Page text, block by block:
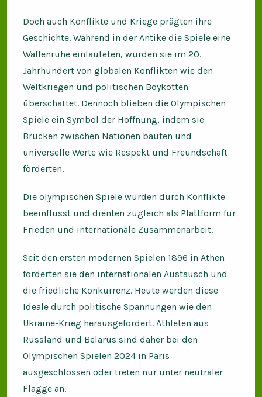
Doch auch Konflikte und Kriege prägten ihre
Geschichte. Während in der Antike die Spiele eine
Waffenruhe einläuteten, wurden sie im 20.
Jahrhundert von globalen Konflikten wie den
Weltkriegen und politischen Boykotten
überschattet. Dennoch blieben die Olympischen
Spiele ein Symbol der Hoffnung, indem sie
Brücken zwischen Nationen bauten und
universelle Werte wie Respekt und Freundschaft
förderten.
Die olympischen Spiele wurden durch Konflikte
beeinflusst und dienten zugleich als Plattform für
Frieden und internationale Zusammenarbeit.
Seit den ersten modernen Spielen 1896 in Athen
förderten sie den internationalen Austausch und
die friedliche Konkurrenz. Heute werden diese
Ideale durch politische Spannungen wie den
Ukraine-Krieg herausgefordert. Athleten aus
Russland und Belarus sind daher bei den
Olympischen Spielen 2024 in Paris
ausgeschlossen oder treten nur unter neutraler
Flagge an.